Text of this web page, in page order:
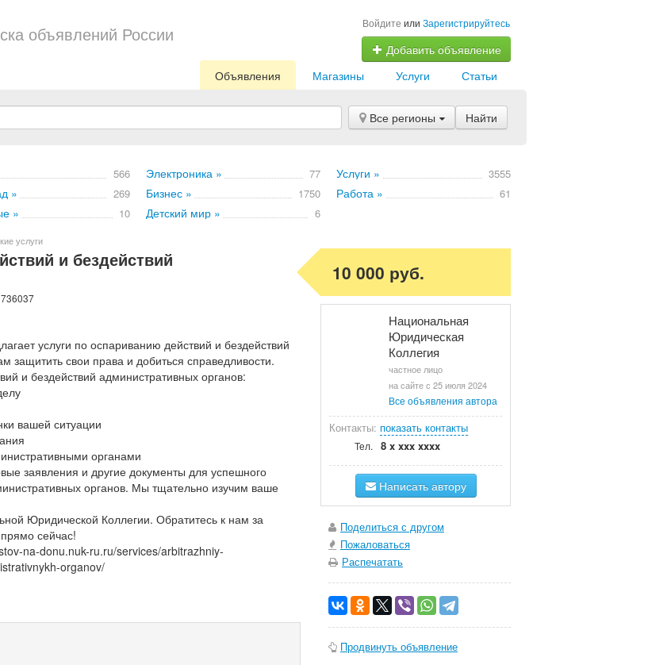
объявлений России Войдите или Зарегистрируйтесь
Добавить объявление
Статьи
Услуги
Магазины
Объявления
Все регионы Найти
566 Электроника » 77 Услуги » 3555
» 269 Бизнес » 1750 Работа » 61
» 10 Детский мир » 6
услуги
и бездействий
услуги по оспариванию действий и бездействий
свои права и добиться справедливости.
и бездействий административных органов:
вашей ситуации
органами
заявления и другие документы для успешного
органов. Мы тщательно изучим ваше
Юридической Коллегии. Обратитесь к нам за
сейчас!
na-donu.nuk-ru.ru/services/arbitrazhniy-
organov/
10 000 руб.
Национальная
Юридическая
Коллегия
частное лицо
на сайте с 25 июля 2024
Все объявления автора
Контакты: показать контакты
Тел. 8 x xxx xxxx
Написать автору
Поделиться с другом
Пожаловаться
Распечатать
Продвинуть объявление